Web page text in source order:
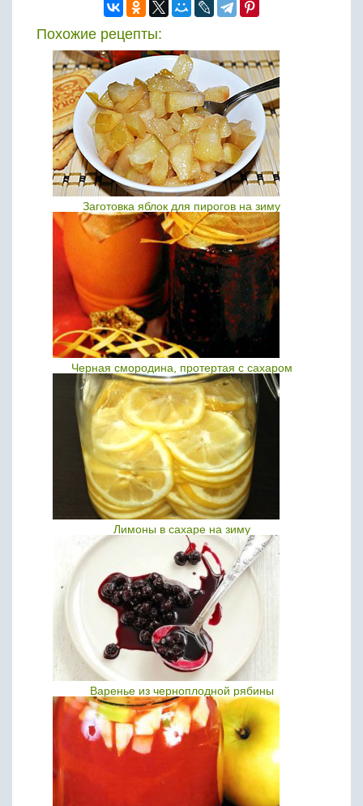
Похожие рецепты:
Заготовка яблок для пирогов на зиму
Черная смородина, протертая с сахаром
Лимоны в сахаре на зиму
Варенье из черноплодной рябины